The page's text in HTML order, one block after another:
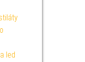
led